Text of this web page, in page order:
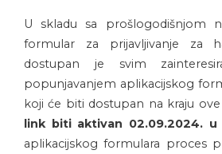
U skladu sa prošlogodišnjom
formular za prijavljivanje za
dostupan je svim
popunjavanjem aplikacijskog
koji će biti dostupan na kraju ove
link biti aktivan 02.09.2024. u
aplikacijskog formulara proces